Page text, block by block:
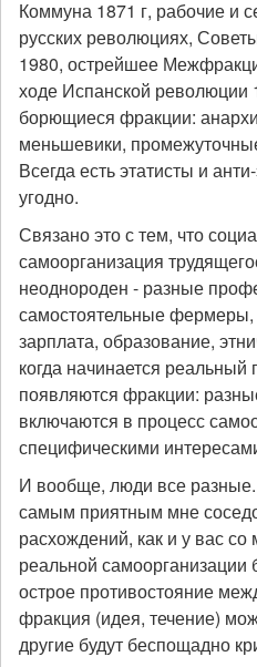
Коммуна 1871 г, рабочие и
русских революциях,
1980, острейшее
ходе Испанской революции
борющиеся фракции:
меньшевики,
Всегда есть этатисты и
угодно.
Связано это с тем, что
самоорганизация
неоднороден - разные
самостоятельные
зарплата, образование,
когда начинается
появляются фракции:
включаются в процесс
специфическими
И вообще, люди все
самым приятным мне
расхождений, как и у вас
реальной самоорганизации
острое противостояние
фракция (идея, течение)
другие будут беспощадно